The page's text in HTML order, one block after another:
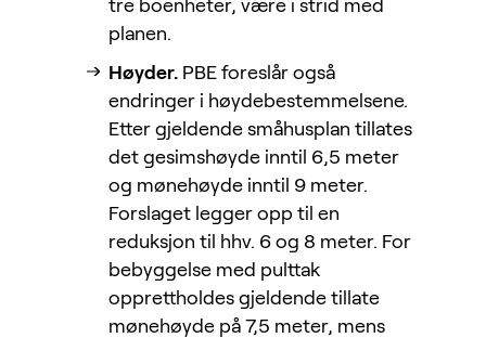
tre boenheter, være i strid med
planen.
Høyder. PBE foreslår også
endringer i høydebestemmelsene.
Etter gjeldende småhusplan tillates
det gesimshøyde inntil 6,5 meter
og mønehøyde inntil 9 meter.
Forslaget legger opp til en
reduksjon til hhv. 6 og 8 meter. For
bebyggelse med pulttak
opprettholdes gjeldende tillate
mønehøyde på 7,5 meter, mens